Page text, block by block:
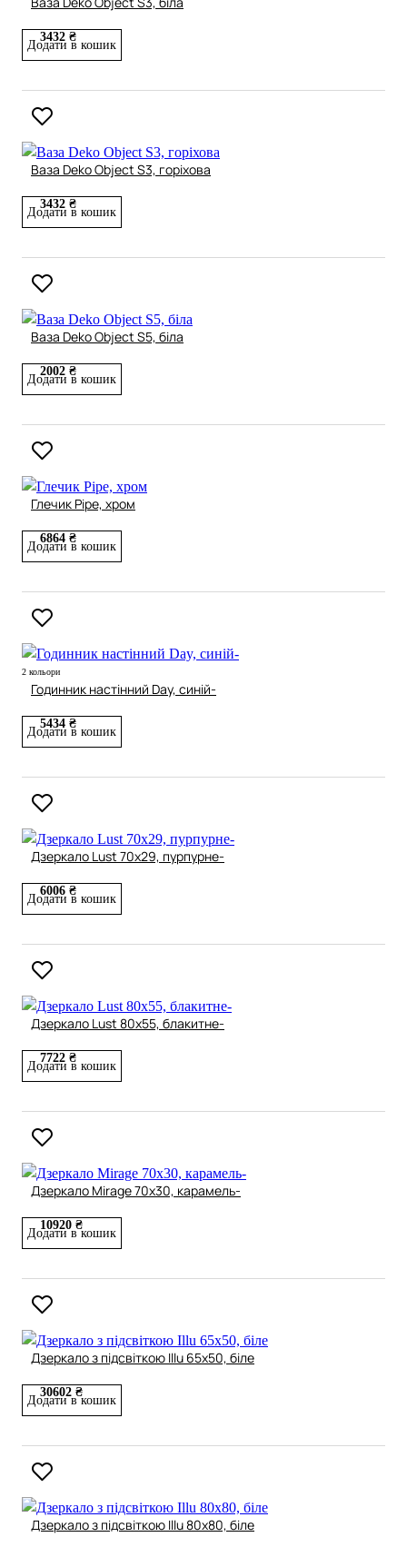
3432 ₴
Додати в кошик
Ваза Deko Object S3, горіхова
3432 ₴
Додати в кошик
Ваза Deko Object S5, біла
2002 ₴
Додати в кошик
Глечик Pipe, хром
6864 ₴
Додати в кошик
2 кольори
Годинник настінний Day, синій-
5434 ₴
Додати в кошик
Дзеркало Lust 70х29, пурпурне-
6006 ₴
Додати в кошик
Дзеркало Lust 80х55, блакитне-
7722 ₴
Додати в кошик
Дзеркало Mirage 70х30, карамель-
10920 ₴
Додати в кошик
Дзеркало з підсвіткою Illu 65x50, біле
30602 ₴
Додати в кошик
Дзеркало з підсвіткою Illu 80x80, біле